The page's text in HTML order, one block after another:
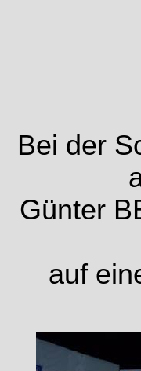
Bei der
Günter
auf